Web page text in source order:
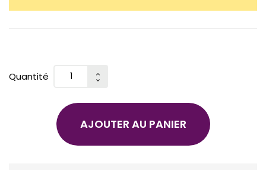
Quantité
AJOUTER AU PANIER